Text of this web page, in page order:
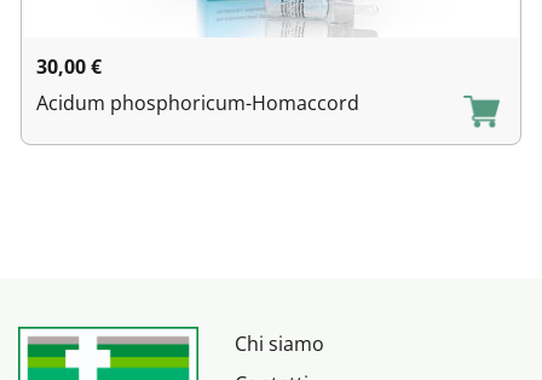
30,00€
Acidum phosphoricum-Homaccord
Chi siamo